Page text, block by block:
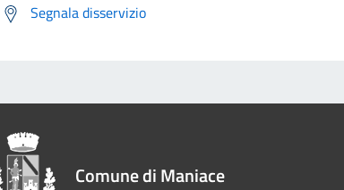
Segnala disservizio
Comune di Maniace